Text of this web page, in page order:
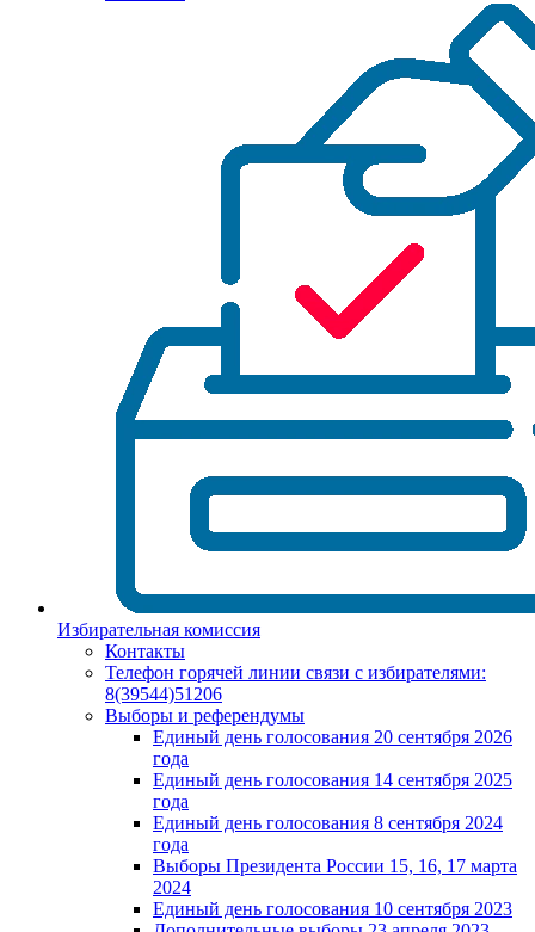
Избирательная комиссия
Контакты
Телефон горячей линии связи с избирателями:
8(39544)51206
Выборы и референдумы
Единый день голосования 20 сентября 2026
года
Единый день голосования 14 сентября 2025
года
Единый день голосования 8 сентября 2024
года
Выборы Президента России 15, 16, 17 марта
2024
Единый день голосования 10 сентября 2023